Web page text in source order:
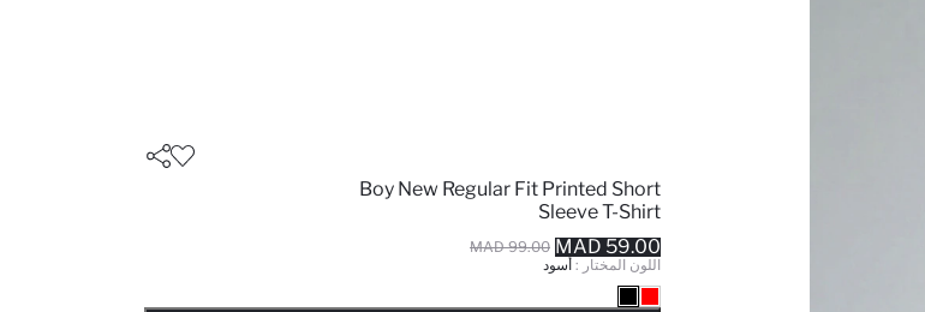
Boy New Regular Fit Printed Short
Sleeve T-Shirt
99.00 MAD 59.00 MAD
اللون المختار : أسود